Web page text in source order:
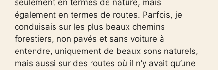
seulement en termes de nature, mais
également en termes de routes. Parfois, je
conduisais sur les plus beaux chemins
forestiers, non pavés et sans voiture à
entendre, uniquement de beaux sons naturels,
mais aussi sur des routes où il n’y avait qu’une